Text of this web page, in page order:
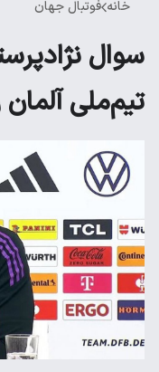
خانه فوتبال جهان
سوال
تیم‌ملی آلمان